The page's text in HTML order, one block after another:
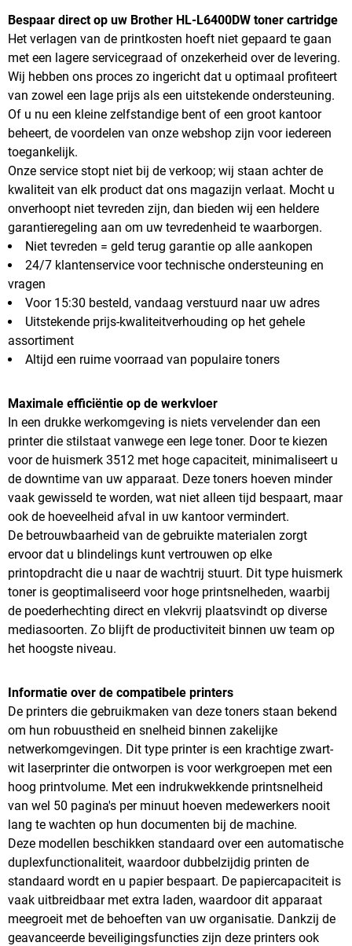
Bespaar direct op uw Brother HL-L6400DW toner cartridge
Het verlagen van de printkosten hoeft niet gepaard te gaan
met een lagere servicegraad of onzekerheid over de levering.
Wij hebben ons proces zo ingericht dat u optimaal profiteert
van zowel een lage prijs als een uitstekende ondersteuning.
Of u nu een kleine zelfstandige bent of een groot kantoor
beheert, de voordelen van onze webshop zijn voor iedereen
toegankelijk.
Onze service stopt niet bij de verkoop; wij staan achter de
kwaliteit van elk product dat ons magazijn verlaat. Mocht u
onverhoopt niet tevreden zijn, dan bieden wij een heldere
garantieregeling aan om uw tevredenheid te waarborgen.
Niet tevreden = geld terug garantie op alle aankopen
24/7 klantenservice voor technische ondersteuning en
vragen
Voor 15:30 besteld, vandaag verstuurd naar uw adres
Uitstekende prijs-kwaliteitverhouding op het gehele
assortiment
Altijd een ruime voorraad van populaire toners
Maximale efficiëntie op de werkvloer
In een drukke werkomgeving is niets vervelender dan een
printer die stilstaat vanwege een lege toner. Door te kiezen
voor de huismerk 3512 met hoge capaciteit, minimaliseert u
de downtime van uw apparaat. Deze toners hoeven minder
vaak gewisseld te worden, wat niet alleen tijd bespaart, maar
ook de hoeveelheid afval in uw kantoor vermindert.
De betrouwbaarheid van de gebruikte materialen zorgt
ervoor dat u blindelings kunt vertrouwen op elke
printopdracht die u naar de wachtrij stuurt. Dit type huismerk
toner is geoptimaliseerd voor hoge printsnelheden, waarbij
de poederhechting direct en vlekvrij plaatsvindt op diverse
mediasoorten. Zo blijft de productiviteit binnen uw team op
het hoogste niveau.
Informatie over de compatibele printers
De printers die gebruikmaken van deze toners staan bekend
om hun robuustheid en snelheid binnen zakelijke
netwerkomgevingen. Dit type printer is een krachtige zwart-
wit laserprinter die ontworpen is voor werkgroepen met een
hoog printvolume. Met een indrukwekkende printsnelheid
van wel 50 pagina's per minuut hoeven medewerkers nooit
lang te wachten op hun documenten bij de machine.
Deze modellen beschikken standaard over een automatische
duplexfunctionaliteit, waardoor dubbelzijdig printen de
standaard wordt en u papier bespaart. De papiercapaciteit is
vaak uitbreidbaar met extra laden, waardoor dit apparaat
meegroeit met de behoeften van uw organisatie. Dankzij de
geavanceerde beveiligingsfuncties zijn deze printers ook